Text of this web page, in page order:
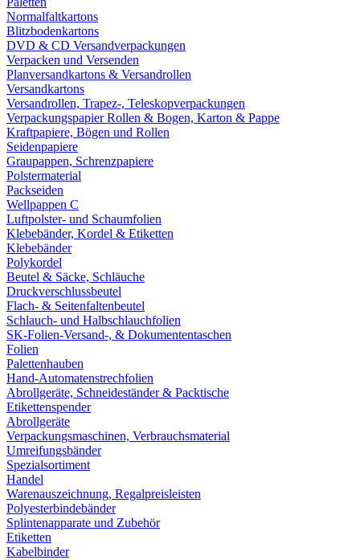
Normalfaltkartons
Blitzbodenkartons
DVD & CD Versandverpackungen
Verpacken und Versenden
Planversandkartons & Versandrollen
Versandkartons
Versandrollen, Trapez-, Teleskopverpackungen
Verpackungspapier Rollen & Bogen, Karton & Pappe
Kraftpapiere, Bögen und Rollen
Seidenpapiere
Graupappen, Schrenzpapiere
Polstermaterial
Packseiden
Wellpappen C
Luftpolster- und Schaumfolien
Klebebänder, Kordel & Etiketten
Klebebänder
Polykordel
Beutel & Säcke, Schläuche
Druckverschlussbeutel
Flach- & Seitenfaltenbeutel
Schlauch- und Halbschlauchfolien
SK-Folien-Versand-, & Dokumententaschen
Folien
Palettenhauben
Hand-Automatenstrechfolien
Abrollgeräte, Schneideständer & Packtische
Etikettenspender
Abrollgeräte
Verpackungsmaschinen, Verbrauchsmaterial
Umreifungsbänder
Spezialsortiment
Handel
Warenauszeichnung, Regalpreisleisten
Polyesterbindebänder
Splintenapparate und Zubehör
Etiketten
Kabelbinder